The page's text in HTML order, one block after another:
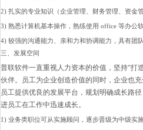
2) 扎实的专业知识（企业管理、财务管理、资金
3) 熟悉计算机基本操作，熟练使用 office 等办公
4) 较强的沟通能力、亲和力和协调能力，具有团
三、发展空间
普联软件一直重视人力资本的价值，坚持“打
伙伴。员工为企业创造价值的同时，企业也
员工提供优良的发展平台，规划明确成长路
进员工在工作中迅速成长。
1) 业务类职位可从实施顾问，逐步晋级为中级实